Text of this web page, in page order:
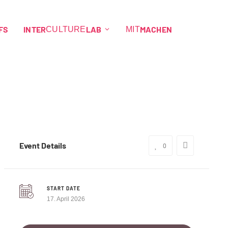
INTERCULTURELAB MITMACHEN
Event Details 0
START DATE
17. April 2026